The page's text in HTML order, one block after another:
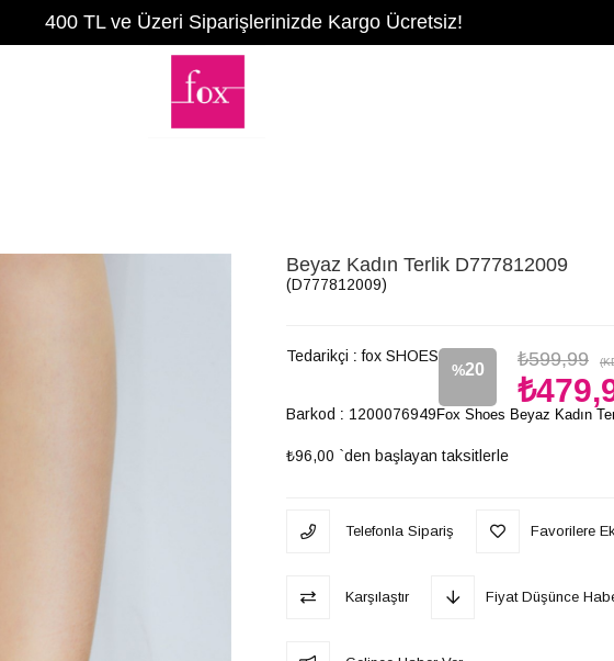
400 TL ve Üzeri Siparişlerinizde Kargo Ücretsiz!
Beyaz Kadın Terlik D777812009
(D777812009)
Tedarikçi : fox SHOES
%20
İndirim
₺599,99
Barkod : 1200076949
₺96,00 `den başlayan taksitlerle
Fox Shoes Beyaz Kadın
Telefonla Sipariş Favorilere
Karşılaştır Fiyat Düşünce